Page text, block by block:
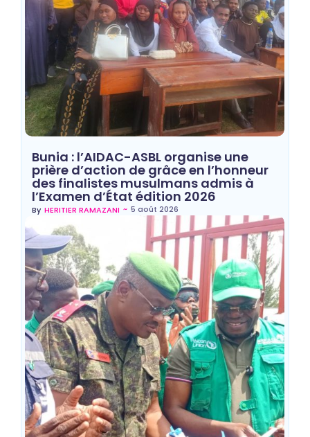
Bunia : l’AIDAC-ASBL organise une
prière d’action de grâce en l’honneur
des finalistes musulmans admis à
l’Examen d’État édition 2026
By HERITIER RAMAZANI ~ 5 août 2026